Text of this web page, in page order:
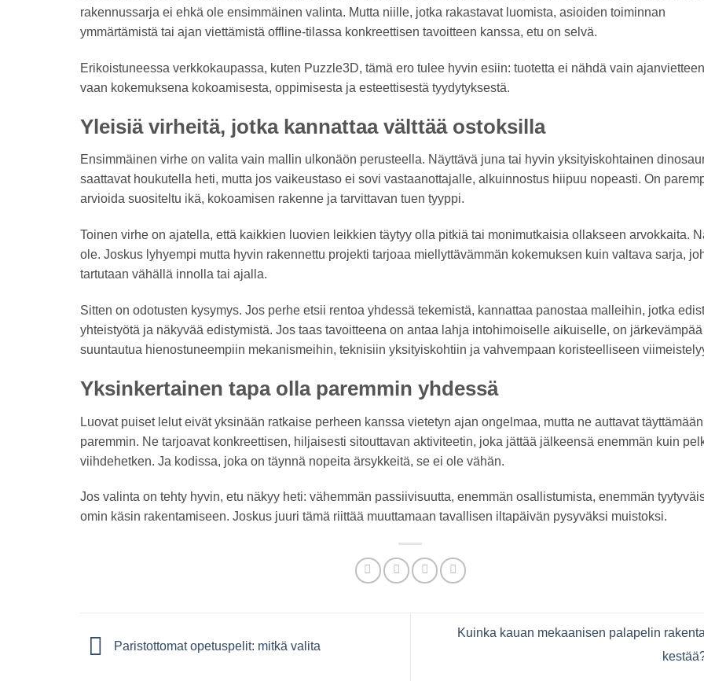
rakennussarja ei ehkä ole ensimmäinen valinta. Mutta niille, jotka rakastavat luomista, asioiden toiminnan
ymmärtämistä tai ajan viettämistä offline-tilassa konkreettisen tavoitteen kanssa, etu on selvä.
Erikoistuneessa verkkokaupassa, kuten Puzzle3D, tämä ero tulee hyvin esiin: tuotetta ei nähdä vain
vaan kokemuksena kokoamisesta, oppimisesta ja esteettisestä tyydytyksestä.
Yleisiä virheitä, jotka kannattaa välttää ostoksilla
Ensimmäinen virhe on valita vain mallin ulkonäön perusteella. Näyttävä juna tai hyvin yksityiskohtainen
saattavat houkutella heti, mutta jos vaikeustaso ei sovi vastaanottajalle, alkuinnostus hiipuu nopeasti. On
arvioida suositeltu ikä, kokoamisen rakenne ja tarvittavan tuen tyyppi.
Toinen virhe on ajatella, että kaikkien luovien leikkien täytyy olla pitkiä tai monimutkaisia ollakseen arvokkaita.
ole. Joskus lyhyempi mutta hyvin rakennettu projekti tarjoaa miellyttävämmän kokemuksen kuin valtava sarja,
tartutaan vähällä innolla tai ajalla.
Sitten on odotusten kysymys. Jos perhe etsii rentoa yhdessä tekemistä, kannattaa panostaa malleihin, jotka
yhteistyötä ja näkyvää edistymistä. Jos taas tavoitteena on antaa lahja intohimoiselle aikuiselle, on järkevämpää
suuntautua hienostuneempiin mekanismeihin, teknisiin yksityiskohtiin ja vahvempaan koristeelliseen
Yksinkertainen tapa olla paremmin yhdessä
Luovat puiset lelut eivät yksinään ratkaise perheen kanssa vietetyn ajan ongelmaa, mutta ne auttavat
paremmin. Ne tarjoavat konkreettisen, hiljaisesti sitouttavan aktiviteetin, joka jättää jälkeensä enemmän kuin
viihdehetken. Ja kodissa, joka on täynnä nopeita ärsykkeitä, se ei ole vähän.
Jos valinta on tehty hyvin, etu näkyy heti: vähemmän passiivisuutta, enemmän osallistumista, enemmän
omin käsin rakentamiseen. Joskus juuri tämä riittää muuttamaan tavallisen iltapäivän pysyväksi muistoksi.
Paristottomat opetuspelit: mitkä valita
Kuinka kauan mekaanisen palapelin